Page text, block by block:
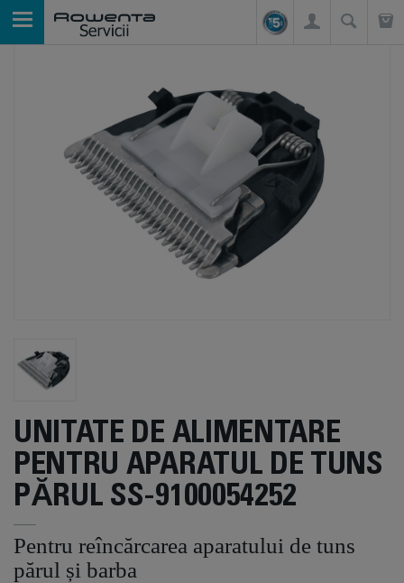
UNITATE DE ALIMENTARE
PENTRU APARATUL DE TUNS
PĂRUL SS-9100054252
Pentru reîncărcarea aparatului de tuns
părul și barba